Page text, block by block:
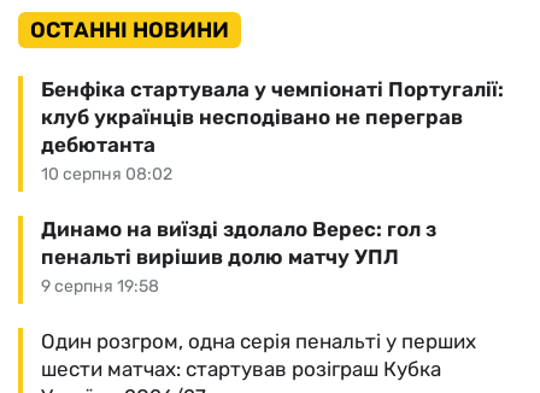
ОСТАННІ НОВИНИ
10 серпня 08:02
Бенфіка стартувала у чемпіонаті Португалії:
клуб українців несподівано не переграв
дебютанта
9 серпня 19:58
Динамо на виїзді здолало Верес: гол з
пенальті вирішив долю матчу УПЛ
Один розгром, одна серія пенальті у перших
шести матчах: стартував розіграш Кубка